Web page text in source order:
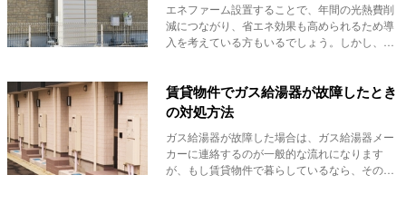
エネファーム設置することで、年間の光熱費削
減につながり、省エネ効果も高められるため導
入を考えている方もいるでしょう。しかし、導
賃貸物件でガス給湯器が故障したとき
の対処方法
ガス給湯器が故障した場合は、ガス給湯器メー
カーに連絡するのが一般的な流れになります
が、もし賃貸物件で暮らしているなら、その流